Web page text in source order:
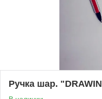
Ручка шар.